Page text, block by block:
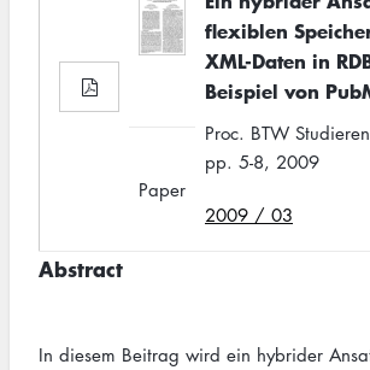
flexiblen
XML-Daten in
Beispiel von
Proc. BTW
pp. 5-8, 2009
2009 / 03
Paper
Abstract
In diesem Beitrag wird ein hybrider